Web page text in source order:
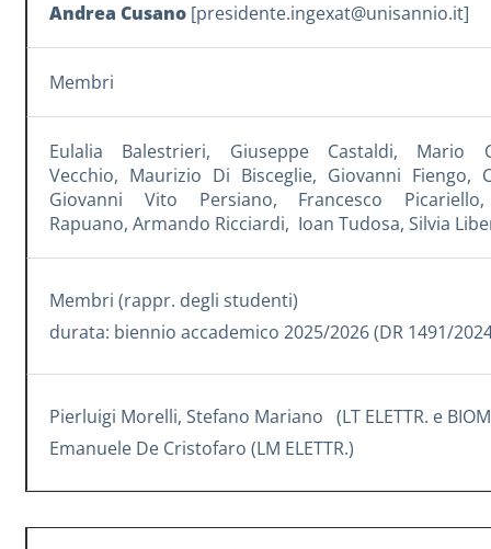
Andrea Cusano [presidente.ingexat@unisannio.it]
Membri
Eulalia Balestrieri, Giuseppe Castaldi, Mario
Vecchio, Maurizio Di Bisceglie, Giovanni Fiengo,
Giovanni Vito Persiano, Francesco Picariello
Rapuano, Armando Ricciardi, Ioan Tudosa, Silvia
Membri (rappr. degli studenti)
durata: biennio accademico 2025/2026 (DR 1491/
Pierluigi Morelli, Stefano Mariano (LT ELETTR. e
Emanuele De Cristofaro (LM ELETTR.)